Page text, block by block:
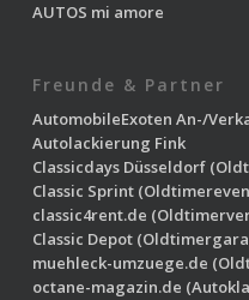
AUTOS mi amore
Freunde & Partner
AutomobileExoten An-/
Autolackierung Fink
Classicdays Düsseldorf
Classic Sprint
classic4rent.de
Classic Depot
muehleck-umzuege.de
octane-magazin.de